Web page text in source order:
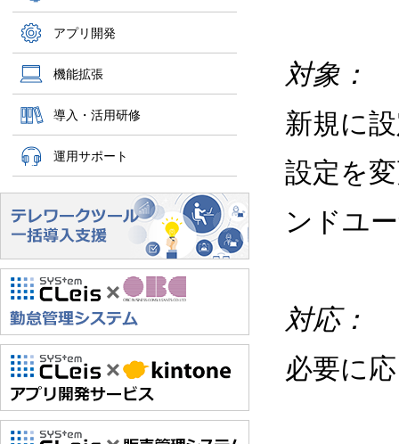
アプリ開発
機能拡張
導入・活用研修
運用サポート
対象：
新規に
設定を
ンドユ
対応：
必要に